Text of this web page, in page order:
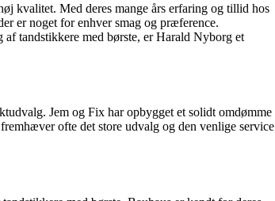
kvalitet. Med deres mange års erfaring og tillid hos
er noget for enhver smag og præference.
tandstikkere med børste, er Harald Nyborg et
Jem og Fix har opbygget et solidt omdømme
ofte det store udvalg og den venlige service